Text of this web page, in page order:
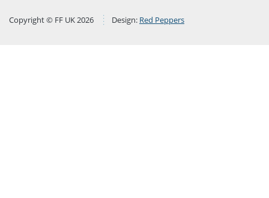
Copyright © FF UK 2026 Design: Red Peppers